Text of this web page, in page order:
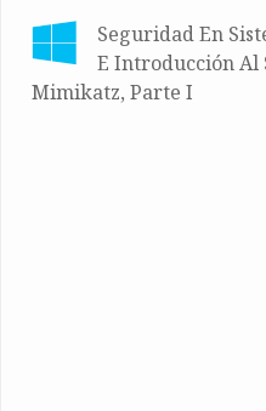
Seguridad En
E Introducción Al
Mimikatz, Parte I